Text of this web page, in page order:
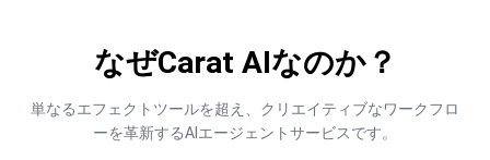
なぜCarat AIなのか？
単なるエフェクトツールを超え、クリエイティブなワークフロ
ーを革新するAIエージェントサービスです。